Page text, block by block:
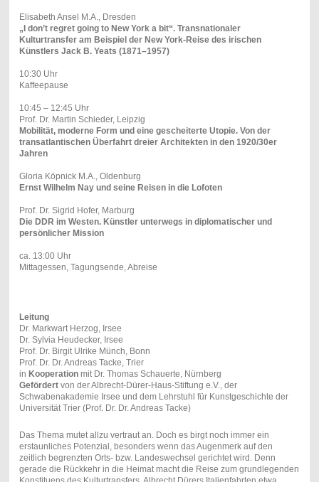
Elisabeth Ansel M.A., Dresden
„I don’t regret going to New York a bit“. Transnationaler
Kulturtransfer am Beispiel der New York-Reise des irischen
Künstlers Jack B. Yeats (1871–1957)
10:30 Uhr
Kaffeepause
10:45 – 12:45 Uhr
Prof. Dr. Martin Schieder, Leipzig
Mobilität, moderne Form und eine gescheiterte Utopie. Von der
transatlantischen Überfahrt dreier Architekten in den 1920/30er
Jahren
Gloria Köpnick M.A., Oldenburg
Ernst Wilhelm Nay und seine Reisen in die Lofoten
Prof. Dr. Sigrid Hofer, Marburg
Die DDR im Westen. Künstler unterwegs in diplomatischer und
persönlicher Mission
ca. 13:00 Uhr
Mittagessen, Tagungsende, Abreise
Leitung
Dr. Markwart Herzog, Irsee
Dr. Sylvia Heudecker, Irsee
Prof. Dr. Birgit Ulrike Münch, Bonn
Prof. Dr. Dr. Andreas Tacke, Trier
in Kooperationmit Dr. Thomas Schauerte, Nürnberg
Gefördertvon der Albrecht-Dürer-Haus-Stiftung e.V., der
Schwabenakademie Irsee und dem Lehrstuhl für Kunstgeschichte der
Universität Trier (Prof. Dr. Dr. Andreas Tacke)
Das Thema mutet allzu vertraut an. Doch es birgt noch immer ein
erstaunliches Potenzial, besonders wenn das Augenmerk auf den
zeitlich begrenzten Orts- bzw. Landeswechsel gerichtet wird. Denn
gerade die Rückkehr in die Heimat macht die Reise zum grundlegenden